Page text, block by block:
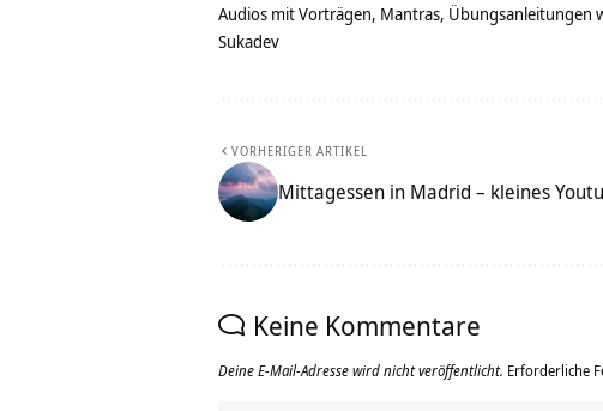
Audios mit Vorträgen, Mantras, Übungsanleitungen
Sukadev
VORHERIGER ARTIKEL
Mittagessen in Madrid – kleines
Keine Kommentare
Deine E-Mail-Adresse wird nicht veröffentlicht. Erforderliche